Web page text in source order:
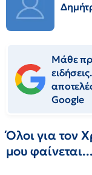
Μάθε
Google
Όλοι για τον
μου φαίνεται...